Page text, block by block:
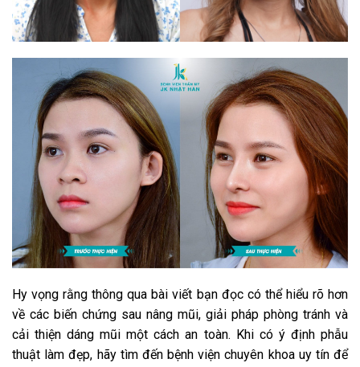
Hy vọng rằng thông qua bài viết bạn đọc có thể hiểu rõ hơn
về các biến chứng sau nâng mũi, giải pháp phòng tránh và
cải thiện dáng mũi một cách an toàn. Khi có ý định phẫu
thuật làm đẹp, hãy tìm đến bệnh viện chuyên khoa uy tín để